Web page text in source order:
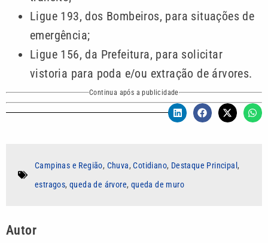
Ligue 193, dos Bombeiros, para situações de
emergência;
Ligue 156, da Prefeitura, para solicitar
vistoria para poda e/ou extração de árvores.
Continua após a publicidade
Campinas e Região, Chuva,Cotidiano, Destaque Principal ,
estragos,queda de árvore, queda de muro
Autor